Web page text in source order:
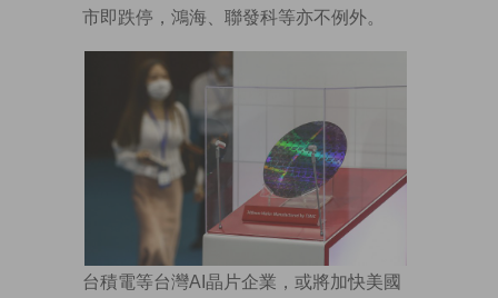
市即跌停，鴻海、聯發科等亦不例外。
台積電等台灣AI晶片企業，或將加快美國